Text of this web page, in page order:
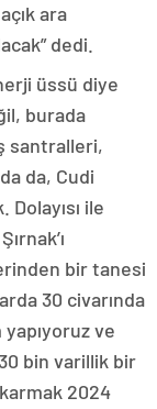
ara
dedi.
üssü diye
burada
santralleri,
da, Cudi
Dolayısı ile
bir tanesi
30 civarında
ve
bin varillik bir
2024